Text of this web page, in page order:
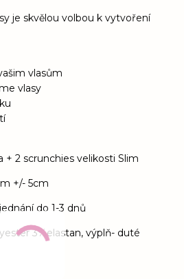
je skvělou volbou k vytvoření
vlasům
vlasy
+ 2 scrunchies velikosti Slim
+/- 5cm
do 1-3 dnů
3%elastan, výplň- duté